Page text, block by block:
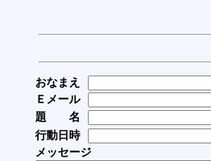
おなまえ
Ｅメール
題 名
行動日時
メッセージ